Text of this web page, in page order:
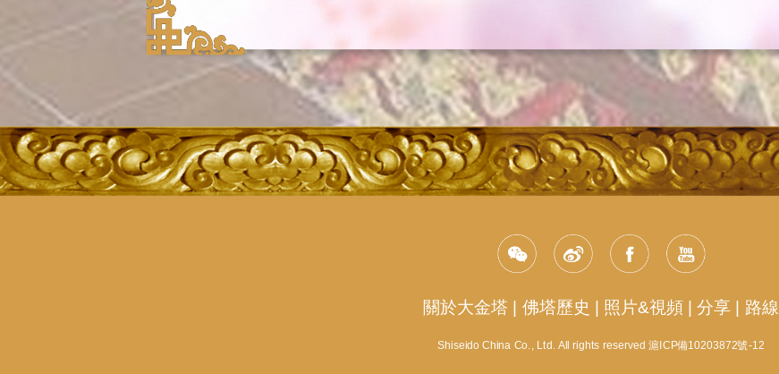
關於大金塔 佛塔歷史 照片&視頻|分享 路線
Shiseido China Co., Ltd. All rights reserved 滬ICP備10203872號-12